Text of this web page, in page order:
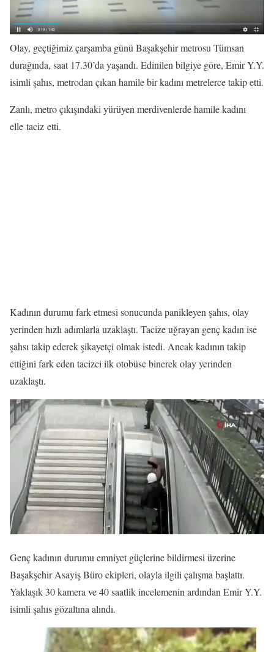
Olay, geçtiğimiz çarşamba günü Başakşehir metrosu Tümsan
durağında, saat 17.30’da yaşandı. Edinilen bilgiye göre, Emir Y.Y.
isimli şahıs, metrodan çıkan hamile bir kadını metrelerce takip etti.
Zanlı, metro çıkışındaki yürüyen merdivenlerde hamile kadını
elle taciz etti.
Kadının durumu fark etmesi sonucunda panikleyen şahıs, olay
yerinden hızlı adımlarla uzaklaştı. Tacize uğrayan genç kadın ise
şahsı takip ederek şikayetçi olmak istedi. Ancak kadının takip
ettiğini fark eden tacizci ilk otobüse binerek olay yerinden
uzaklaştı.
Genç kadının durumu emniyet güçlerine bildirmesi üzerine
Başakşehir Asayiş Büro ekipleri, olayla ilgili çalışma başlattı.
Yaklaşık 30 kamera ve 40 saatlik incelemenin ardından Emir Y.Y.
isimli şahıs gözaltına alındı.